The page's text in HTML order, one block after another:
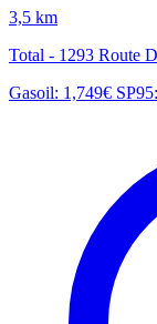
3,5 km
Total - 1293 Route
Gasoil: 1,749€